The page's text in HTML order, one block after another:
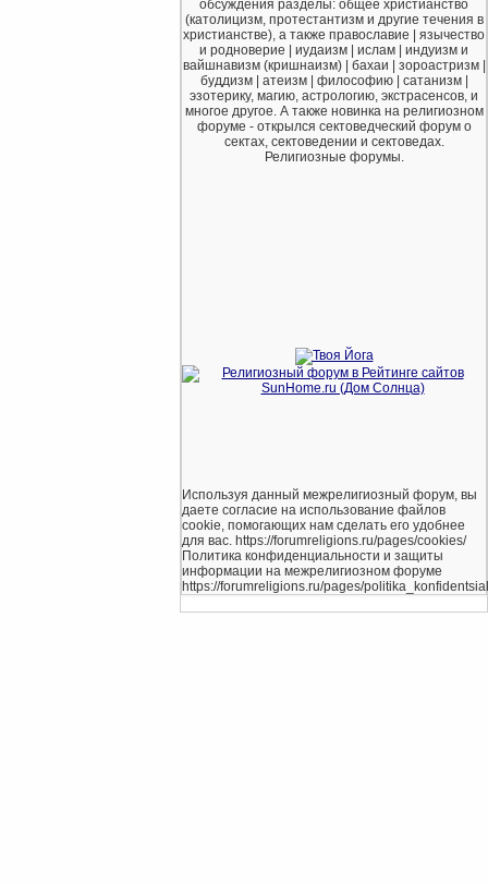
обсуждения разделы: общее христианство
(католицизм, протестантизм и другие течения в
христианстве), а также православие | язычество
и родноверие | иудаизм | ислам | индуизм и
вайшнавизм (кришнаизм) | бахаи | зороастризм |
буддизм | атеизм | философию | сатанизм |
эзотерику, магию, астрологию, экстрасенсов, и
многое другое. А также новинка на религиозном
форуме - открылся сектоведческий форум о
сектах, сектоведении и сектоведах.
Религиозные форумы.
Используя данный межрелигиозный форум, вы
даете согласие на использование файлов
cookie, помогающих нам сделать его удобнее
для вас. https://forumreligions.ru/pages/cookies/
Политика конфиденциальности и защиты
информации на межрелигиозном форуме
https://forumreligions.ru/pages/